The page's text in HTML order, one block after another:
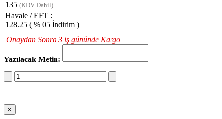
135 (KDV Dahil)
Havale / EFT :
128.25 ( % 05 İndirim )
Onaydan Sonra 3 iş gününde Kargo
Yazılacak Metin:
×